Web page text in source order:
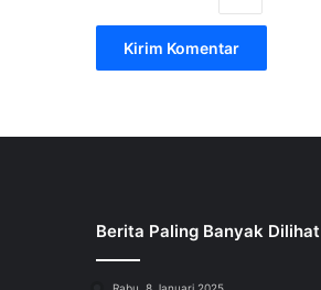
Berita Paling Banyak Dilihat